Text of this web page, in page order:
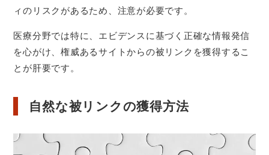
ィのリスクがあるため、注意が必要です。
医療分野では特に、エビデンスに基づく正確な情報発信
を心がけ、権威あるサイトからの被リンクを獲得するこ
とが肝要です。
自然な被リンクの獲得方法